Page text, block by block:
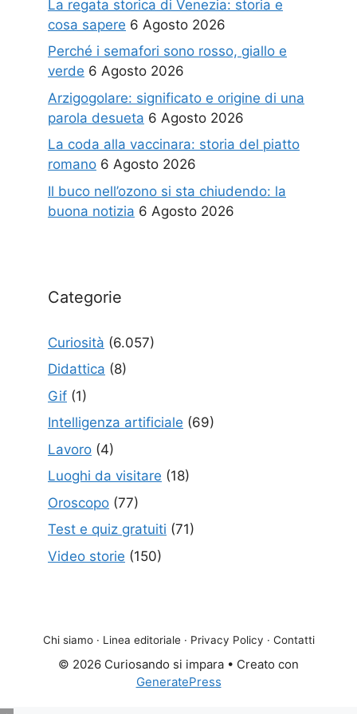
La regata storica di Venezia: storia e
cosa sapere 6 Agosto 2026
Perché i semafori sono rosso, giallo e
verde 6 Agosto 2026
Arzigogolare: significato e origine di una
parola desueta 6 Agosto 2026
La coda alla vaccinara: storia del piatto
romano 6 Agosto 2026
Il buco nell’ozono si sta chiudendo: la
buona notizia 6 Agosto 2026
Categorie
Curiosità (6.057)
Didattica (8)
Gif (1)
Intelligenza artificiale (69)
Lavoro (4)
Luoghi da visitare (18)
Oroscopo (77)
Test e quiz gratuiti (71)
Video storie (150)
Chi siamo · Linea editoriale · Privacy Policy · Contatti
© 2026 Curiosando si impara • Creato con
GeneratePress